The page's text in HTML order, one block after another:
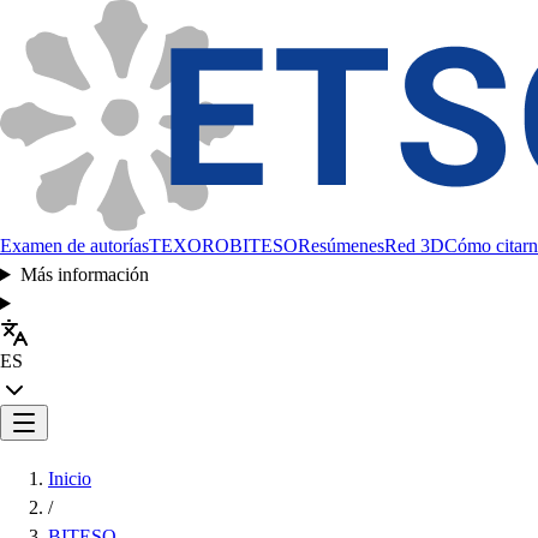
Examen de autoríasTEXOROBITESOResúmenesRed 3DCómo
Más información
ES
Inicio
/